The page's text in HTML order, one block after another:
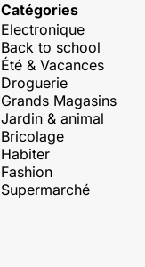
Catégories
Electronique
Back to school
Été & Vacances
Droguerie
Grands Magasins
Jardin & animal
Bricolage
Habiter
Fashion
Supermarché